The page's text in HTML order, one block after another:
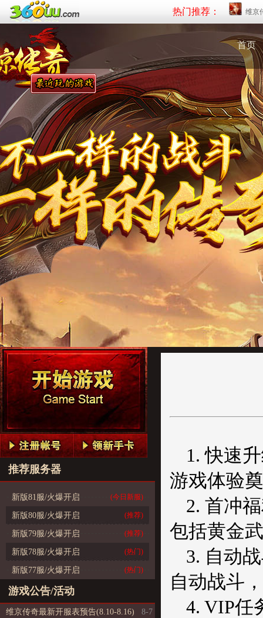
热门推荐： 维京
首页
推荐服务器
新版81服/火爆开启 (今日新服)
新版80服/火爆开启 (推荐)
新版79服/火爆开启 (推荐)
新版78服/火爆开启 (热门)
新版77服/火爆开启 (热门)
游戏公告/活动
维京传奇最新开服表预告(8.10-8.16)
8-7
1. 快速
游戏体验
2. 首冲
包括黄金
3. 自动
自动战斗
4. VIP任